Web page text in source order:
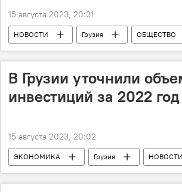
15 августа 2023, 20:31
НОВОСТИ Грузия ОБЩЕСТВО
Министерство обороны Грузии
Призыв
В Грузии уточнили
инвестиций за 2022 год
15 августа 2023, 20:02
ЭКОНОМИКА Грузия НОВОСТИ
Национальная служба статистики Грузии "Сакстат"